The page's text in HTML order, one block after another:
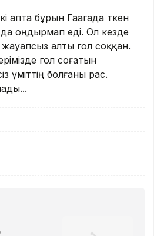
апта бұрын Гаагада өткен
оңдырмап еді. Ол кезде
алты гол соққан.
гол соғатын
үміттің болғаны рас.